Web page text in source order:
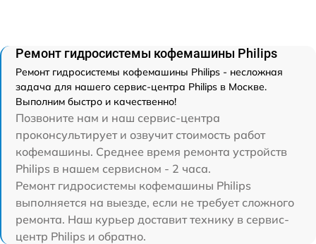
Ремонт гидросистемы кофемашины Philips
Ремонт гидросистемы кофемашины Philips - несложная
задача для нашего сервис-центра Philips в Москве.
Выполним быстро и качественно!
Позвоните нам и наш сервис-центра
проконсультирует и озвучит стоимость работ
кофемашины. Среднее время ремонта устройств
Philips в нашем сервисном - 2 часа.
Ремонт гидросистемы кофемашины Philips
выполняется на выезде, если не требует сложного
ремонта. Наш курьер доставит технику в сервис-
центр Philips и обратно.